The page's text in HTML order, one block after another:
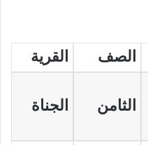
الصف القرية
الثامن الجناة